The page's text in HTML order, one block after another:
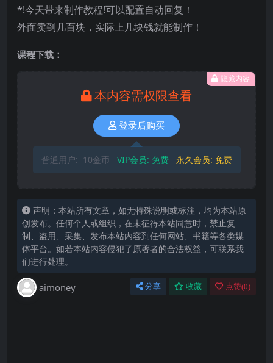
*!今天带来制作教程!可以配置自动回复！
外面卖到几百块，实际上几块钱就能制作！
课程下载：
隐藏内容
本内容需权限查看
登录后购买
普通用户: 10金币 VIP会员: 免费 永久会员: 免费
声明：本站所有文章，如无特殊说明或标注，均为本站原
创发布。任何个人或组织，在未征得本站同意时，禁止复
制、盗用、采集、发布本站内容到任何网站、书籍等各类媒
体平台。如若本站内容侵犯了原著者的合法权益，可联系我
们进行处理。
aimoney 分享 收藏 点赞(0)